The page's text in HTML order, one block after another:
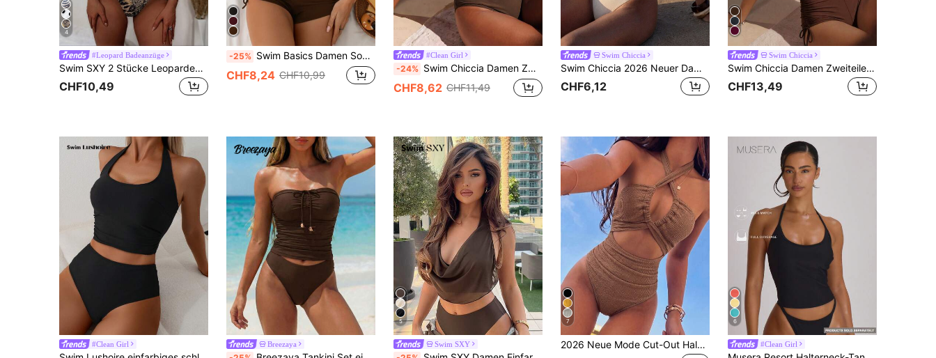
4
#Leopard Badeanzüge
Swim SXY 2 Stücke Leoparden-Muster Bikini-Set für Frauen mit abnehmbaren Trägern, geraffter Taille und Kordelzug, für den Strand
CHF10,49
-25% Swim Basics Damen Sommer Strand einfarbig gepolstertes Tankini 2-teiliges Badeanzug Set
CHF8,24 CHF10,99
#Clean Girl
-24% Swim Chiccia Damen Zweiteiler aus einfarbigem, schlankheitsfördernd, verstellbaren Trägern und Triangel-Bikini-Oberteil mit hoher Taille, elegant für Strand, Urlaub, Party, Valentinstag
CHF8,62 CHF11,49
Swim Chiccia
Swim Chiccia 2026 Neuer Damen Sommer Strand Urlaub Perlen Dekor Elegantes plissiertes mittellanges Träger-Top mit freiem Rücken und Bikini Zweiteiler Set in Unifarbe
CHF6,12
Swim Chiccia
Swim Chiccia Damen Zweiteiler Einfarbiger Schlankheits-Tankini Bikini Set mit seitlicher Kordel, geeignet für Strand, Resort, lässig Party
CHF13,49
#Clean Girl Breezaya
5
Swim SXY
7
2026 Neue Mode Cut-Out Halskette Einteiliger Badeanzug für Frauen Urlaub Strand Sommer, Resort Wear
6
#Clean Girl